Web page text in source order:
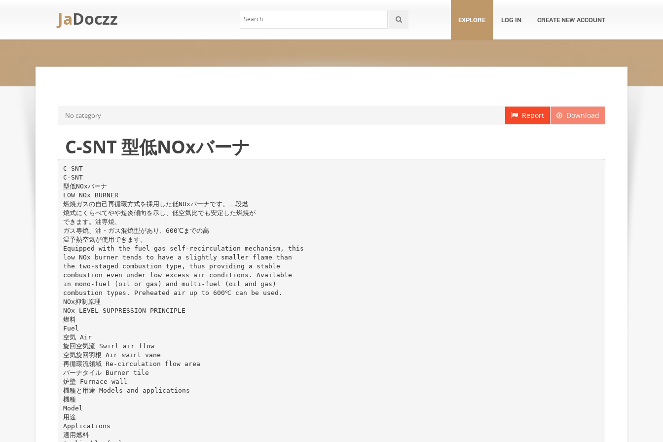
JaDoczz EXPLORE LOG IN CREATE NEW ACCOUNT
Download
Report
No category
C-SNT 型低NOxバーナ
C-SNT
C-SNT
型低NOxバーナ
LOW NOx BURNER
燃焼ガスの自己再循環方式を採用した低NOxバーナです。二段燃
焼式にくらべてやや短炎傾向を示し、低空気比でも安定した燃焼が
できます。油専焼、
ガス専焼、油・ガス混焼型があり、600℃までの高
温予熱空気が使用できます。
Equipped with the fuel gas self-recirculation mechanism, this
low NOx burner tends to have a slightly smaller flame than
the two-staged combustion type, thus providing a stable
combustion even under low excess air conditions. Available
in mono-fuel (oil or gas) and multi-fuel (oil and gas)
combustion types. Preheated air up to 600℃ can be used.
NOx抑制原理
NOx LEVEL SUPPRESSION PRINCIPLE
燃料
Fuel
空気 Air
旋回空気流 Swirl air flow
空気旋回羽根 Air swirl vane
再循環流領域 Re-circulation flow area
バーナタイル Burner tile
炉壁 Furnace wall
機種と用途 Models and applications
機種
Model
用途
Applications
適用燃料